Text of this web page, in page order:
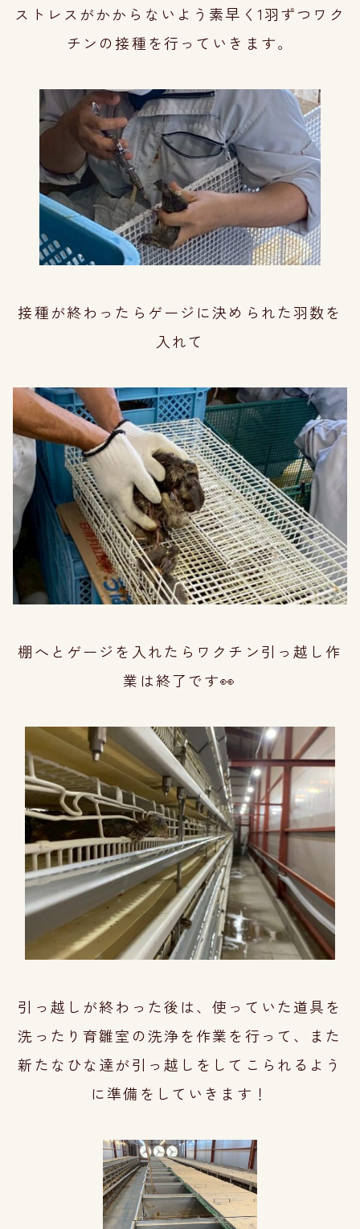
ストレスがかからないよう素早く1羽ずつワク
チンの接種を行っていきます。
接種が終わったらゲージに決められた羽数を
入れて
棚へとゲージを入れたらワクチン引っ越し作
業は終了です👀
引っ越しが終わった後は、使っていた道具を
洗ったり育雛室の洗浄を作業を行って、
また
新たなひな達が引 っ越しをしてこられるよう
に準備をしていきます！